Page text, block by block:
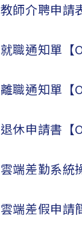
教師介聘申請
就職通知單【
離職通知單【
退休申請書【
雲端差勤系統
雲端差假申請